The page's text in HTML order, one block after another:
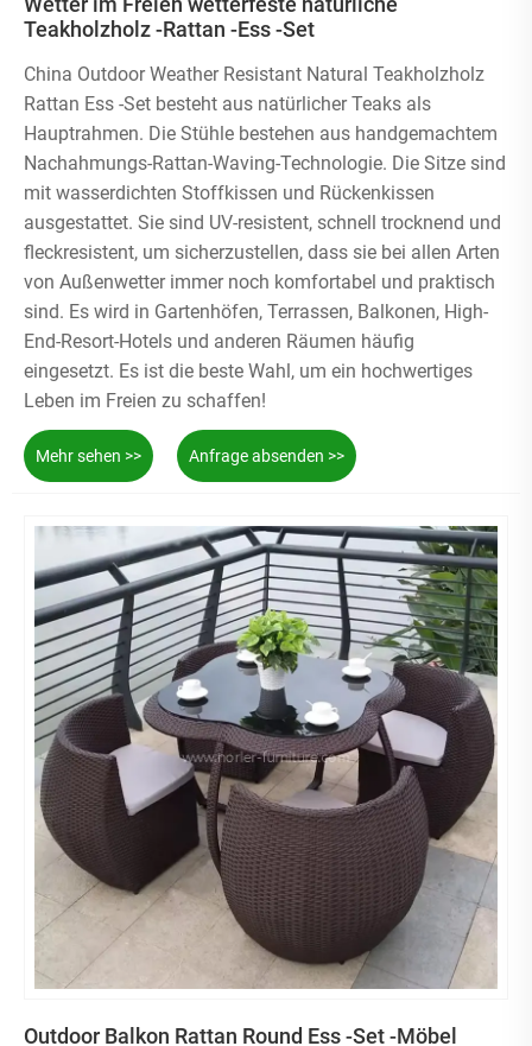
Teakholzholz -Rattan -Ess -Set
China Outdoor Weather Resistant Natural Teakholzholz
Rattan Ess -Set besteht aus natürlicher Teaks als
Hauptrahmen. Die Stühle bestehen aus handgemachtem
Nachahmungs-Rattan-Waving-Technologie. Die Sitze sind
mit wasserdichten Stoffkissen und Rückenkissen
ausgestattet. Sie sind UV-resistent, schnell trocknend und
fleckresistent, um sicherzustellen, dass sie bei allen Arten
von Außenwetter immer noch komfortabel und praktisch
sind. Es wird in Gartenhöfen, Terrassen, Balkonen, High-
End-Resort-Hotels und anderen Räumen häufig
eingesetzt. Es ist die beste Wahl, um ein hochwertiges
Leben im Freien zu schaffen!
Mehr sehen >> Anfrage absenden >>
Outdoor Balkon Rattan Round Ess -Set -Möbel